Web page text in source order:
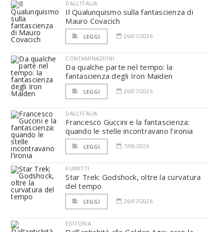
DALL'ITALIA
Il Qualunquismo sulla fantascienza di
Mauro Covacich
LEGGI 26/07/2026
CONTAMINAZIONI
Da qualche parte nel tempo: la
fantascienza degli Iron Maiden
LEGGI 26/07/2026
DALL'ITALIA
Francesco Guccini e la fantascienza:
quando le stelle incontravano l’ironia
LEGGI 7/08/2026
FUMETTI
Star Trek: Godshock, oltre la curvatura
del tempo
LEGGI 26/07/2026
EDITORIA